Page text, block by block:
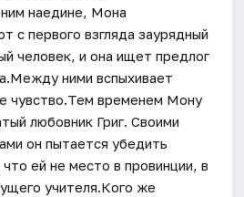
наедине, Мона
с первого взгляда заурядный
человек, и она ищет предлог
ними вспыхивает
чувство.Тем временем Мону
любовник Григ. Своими
он пытается убедить
ей не место в провинции, в
учителя.Кого же